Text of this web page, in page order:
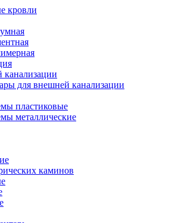
кровли
для внешней канализации
пластиковые
металлические
каминов